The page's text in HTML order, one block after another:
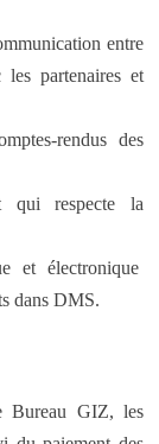
entre
partenaires et
rendus des
qui respecte la
et électronique
dans DMS.
Bureau GIZ, les